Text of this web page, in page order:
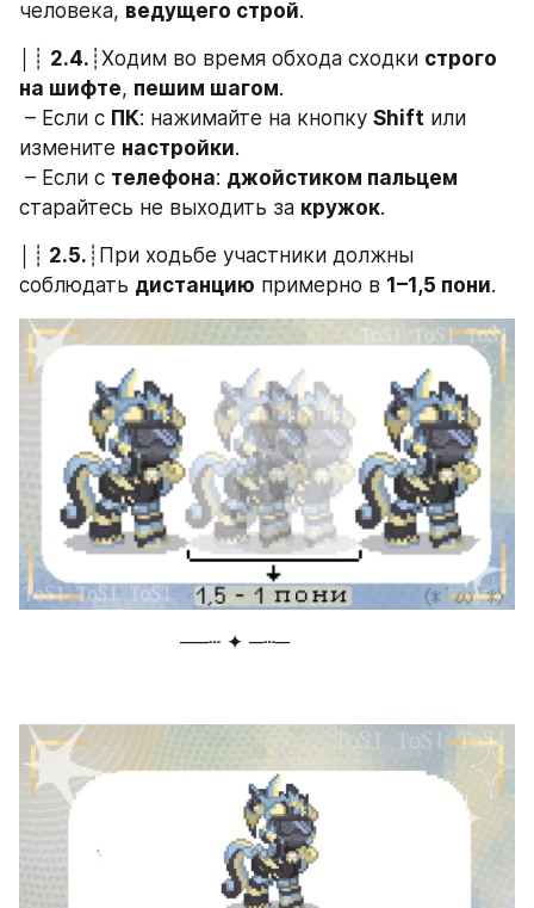
человека, ведущего строй.
│┊ 2.4. ┊Ходим во время обхода сходки строго
на шифте, пешим шагом.
– Если с ПК: нажимайте на кнопку Shift или
измените настройки.
– Если с телефона: джойстиком пальцем
старайтесь не выходить за кружок.
│┊ 2.5. ┊При ходьбе участники должны
соблюдать дистанцию примерно в 1–1,5 пони.
                           ──┄ ✦ ─┄─